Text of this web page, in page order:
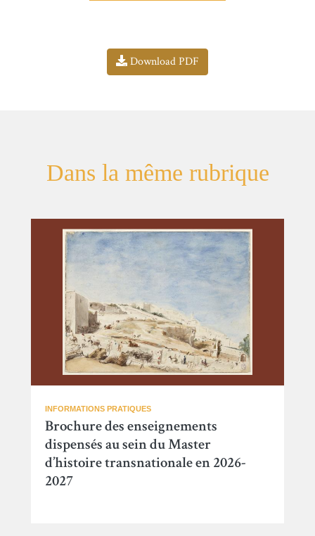
Download PDF
Dans la même rubrique
INFORMATIONS PRATIQUES
Brochure des enseignements
dispensés au sein du Master
d’histoire transnationale en 2026-
2027